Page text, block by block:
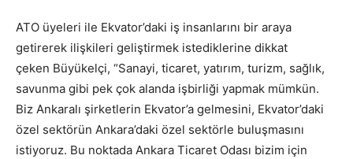
ATO üyeleri ile Ekvator’daki iş insanlarını bir araya
getirerek ilişkileri geliştirmek istediklerine dikkat
çeken Büyükelçi, “Sanayi, ticaret, yatırım, turizm, sağlık,
savunma gibi pek çok alanda işbirliği yapmak mümkün.
Biz Ankaralı şirketlerin Ekvator’a gelmesini, Ekvator’daki
özel sektörün Ankara’daki özel sektörle buluşmasını
istiyoruz. Bu noktada Ankara Ticaret Odası bizim için